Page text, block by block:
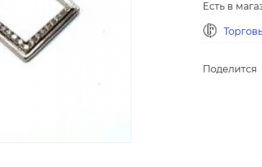
Есть в
Поделится